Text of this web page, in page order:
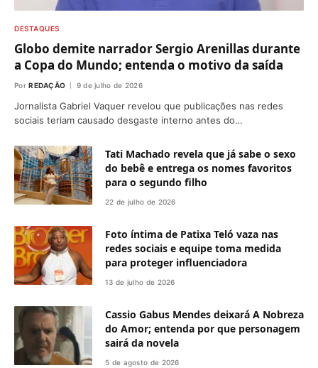
DESTAQUES
Globo demite narrador Sergio Arenillas durante
a Copa do Mundo; entenda o motivo da saída
Por REDAÇÃO 9 de julho de 2026
Jornalista Gabriel Vaquer revelou que publicações nas redes
sociais teriam causado desgaste interno antes do…
Tati Machado revela que já sabe o sexo
do bebê e entrega os nomes favoritos
para o segundo filho
22 de julho de 2026
Foto íntima de Patixa Teló vaza nas
redes sociais e equipe toma medida
para proteger influenciadora
13 de julho de 2026
Cassio Gabus Mendes deixará A Nobreza
do Amor; entenda por que personagem
sairá da novela
5 de agosto de 2026